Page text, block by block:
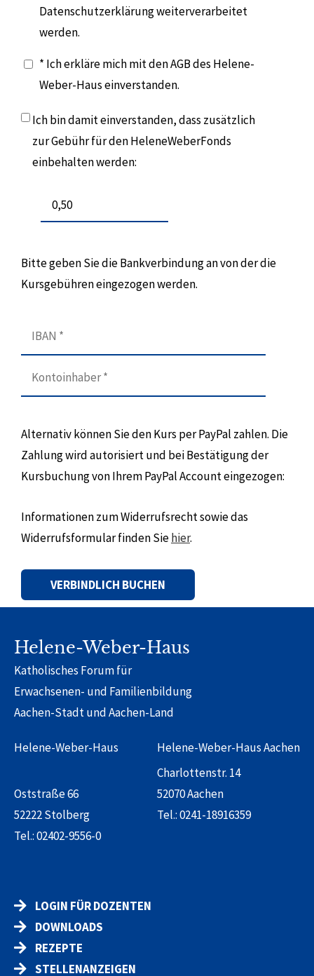
Datenschutzerklärung weiterverarbeitet
werden.
* Ich erkläre mich mit den AGB des Helene-
Weber-Haus einverstanden.
Ich bin damit einverstanden, dass zusätzlich
zur Gebühr für den HeleneWeberFonds
einbehalten werden:
Bitte geben Sie die Bankverbindung an von der die
Kursgebühren eingezogen werden.
Alternativ können Sie den Kurs per PayPal zahlen. Die
Zahlung wird autorisiert und bei Bestätigung der
Kursbuchung von Ihrem PayPal Account eingezogen:
Informationen zum Widerrufsrecht sowie das
Widerrufsformular finden Siehier.
Helene-Weber-Haus
Katholisches Forum für
Erwachsenen- und Familienbildung
Aachen-Stadt und Aachen-Land
Helene-Weber-Haus
Oststraße 66
52222 Stolberg
Tel.:02402-9556-0
Helene-Weber-Haus Aachen
Charlottenstr. 14
52070 Aachen
Tel.:0241-18916359
LOGIN FÜR DOZENTEN
DOWNLOADS
REZEPTE
STELLENANZEIGEN